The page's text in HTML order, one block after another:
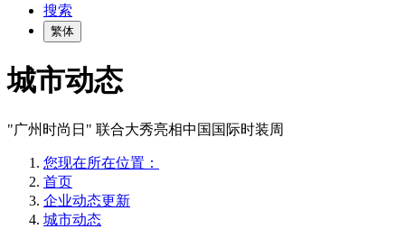
搜索
繁体
城市动态
"广州时尚日" 联合大秀亮相中国国际时装周
您现在所在位置：
首页
企业动态更新
城市动态